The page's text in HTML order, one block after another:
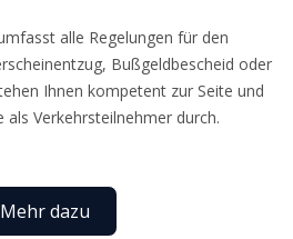
alle Regelungen für den
Bußgeldbescheid oder
Ihnen kompetent zur Seite und
als Verkehrsteilnehmer durch.
Mehr dazu